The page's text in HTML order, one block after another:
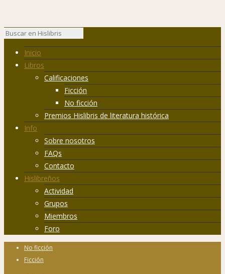
Inicio
Libros
Calificaciones
Ficción
No ficción
Premios Hislibris de literatura histórica
Info
Sobre nosotros
FAQs
Contacto
Hislibreños
Actividad
Grupos
Miembros
Foro
No ficción
Ficción